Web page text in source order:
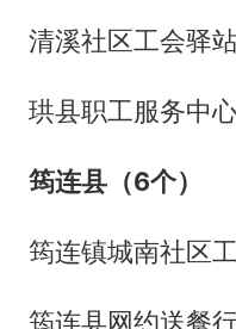
清溪社区工会驿
珙县职工服务中
筠连县（6个）
筠连镇城南社区
筠连县网约送餐